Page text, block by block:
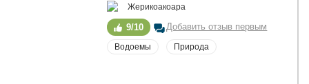
Жерикоакоара
9/10 Добавить отзыв первым
Водоемы Природа